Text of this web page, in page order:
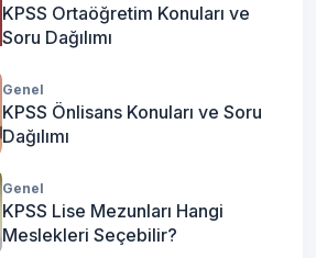
KPSS Ortaöğretim Konuları ve
Soru Dağılımı
Genel
KPSS Önlisans Konuları ve Soru
Dağılımı
Genel
KPSS Lise Mezunları Hangi
Meslekleri Seçebilir?